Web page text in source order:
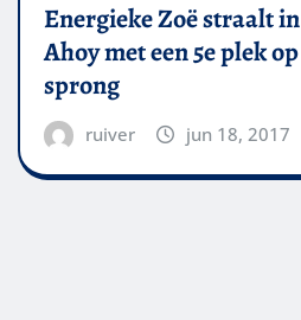
Energieke Zoë straalt in
Ahoy met een 5e plek op
sprong
ruiver
jun 18, 2017